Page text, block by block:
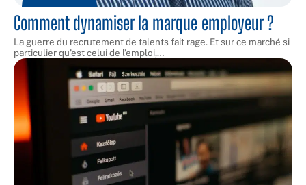
Comment dynamiser la marque employeur ?
La guerre du recrutement de talents fait rage. Et sur ce marché si
particulier qu’est celui de l’emploi,…